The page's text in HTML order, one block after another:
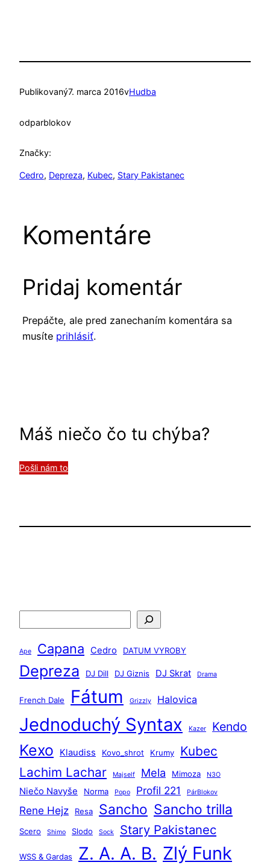
Publikovaný7. marca 2016vHudba
odparblokov
Značky:
Cedro, Depreza, Kubec, Stary Pakistanec
Komentáre
Pridaj komentár
Prepáčte, ale pred zanechaním komentára sa
musíte prihlásiť.
Máš niečo čo tu chýba?
Pošli nám to
a
d
a
ť
Ape Capana Cedro DATUM VYROBY
Depreza DJ Dill DJ Giznis DJ Skrat Drama
French Dale Fátum Grizzly Halovica
Jednoduchý Syntax Kazer Kendo
Kexo Klaudiss Kovo_shrot Krumy
Kubec
Lachim Lachar
Majself Mela Mimoza N3O
Niečo Navyše Norma Popo Profil 221 PárBlokov
Rene Hejz Resa Sancho Sancho trilla
Scero Shimo Slodo Sock Stary Pakistanec
WSS & Gardas Z. A. A. B. Zlý Funk